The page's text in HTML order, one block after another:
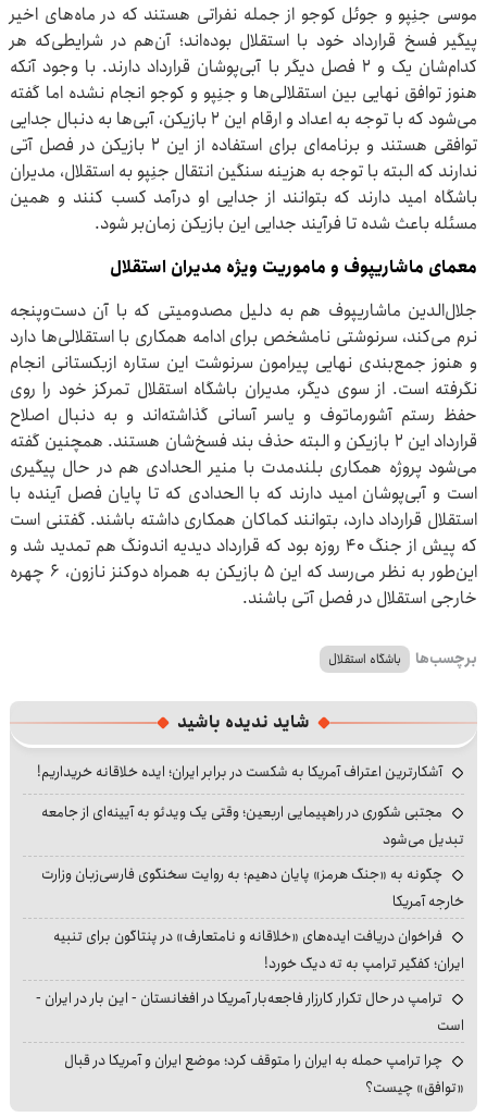
موسی جنِپو و جوئل کوجو از جمله نفراتی هستند که در ماه‌های اخیر
پیگیر فسخ قرارداد خود با استقلال بوده‌اند؛ آن‌هم در شرایطی‌که هر
کدام‌شان یک و ۲ فصل دیگر با آبی‌پوشان قرارداد دارند. با وجود آنکه
هنوز توافق نهایی بین استقلالی‌ها و جنِپو و کوجو انجام نشده اما گفته
می‌شود که با توجه به اعداد و ارقام این ۲ بازیکن، آبی‌ها به دنبال جدایی
توافقی هستند و برنامه‌ای برای استفاده از این ۲ بازیکن در فصل آتی
ندارند که البته با توجه به هزینه سنگین انتقال جنِپو به استقلال، مدیران
باشگاه امید دارند که بتوانند از جدایی او درآمد کسب کنند و همین
مسئله باعث شده تا فرآیند جدایی این بازیکن زمان‌بر شود.
معمای ماشاریپوف و ماموریت ویژه مدیران استقلال
جلال‌الدین ماشاریپوف هم به دلیل مصدومیتی که با آن دست‌وپنجه
نرم می‌کند، سرنوشتی نامشخص برای ادامه همکاری با استقلالی‌ها دارد
و هنوز جمع‌بندی نهایی پیرامون سرنوشت این ستاره ازبکستانی انجام
نگرفته است. از سوی دیگر، مدیران باشگاه استقلال تمرکز خود را روی
حفظ رستم آشورماتوف و یاسر آسانی گذاشته‌اند و به دنبال اصلاح
قرارداد این ۲ بازیکن و البته حذف بند فسخ‌شان هستند. همچنین گفته
می‌شود پروژه همکاری بلندمدت با منیر الحدادی هم در حال پیگیری
است و آبی‌پوشان امید دارند که با الحدادی که تا پایان فصل آینده با
استقلال قرارداد دارد، بتوانند کماکان همکاری داشته باشند. گفتنی است
که پیش از جنگ ۴۰ روزه بود که قرارداد دیدیه اندونگ هم تمدید شد و
این‌طور به نظر می‌رسد که این ۵ بازیکن به همراه دوکنز نازون، ۶ چهره
خارجی استقلال در فصل آتی باشند.
برچسب‌ها باشگاه استقلال
شاید ندیده باشید
آشکارترین اعتراف آمریکا به شکست در برابر ایران؛ ایده خلاقانه خریداریم!
مجتبی شکوری در راهپیمایی اربعین؛ وقتی یک ویدئو به آیینه‌ای از جامعه
تبدیل می‌شود
چگونه به «جنگ هرمز» پایان دهیم؛ به روایت سخنگوی فارسی‌زبان وزارت
خارجه آمریکا
فراخوان دریافت ایده‌های «خلاقانه و نامتعارف» در پنتاگون برای تنبیه
ایران؛ کفگیر ترامپ به ته دیگ خورد!
ترامپ در حال تکرار کارزار فاجعه‌بار آمریکا در افغانستان - این بار در ایران -
است
چرا ترامپ حمله به ایران را متوقف کرد؛ موضع ایران و آمریکا در قبال
«توافق» چیست؟